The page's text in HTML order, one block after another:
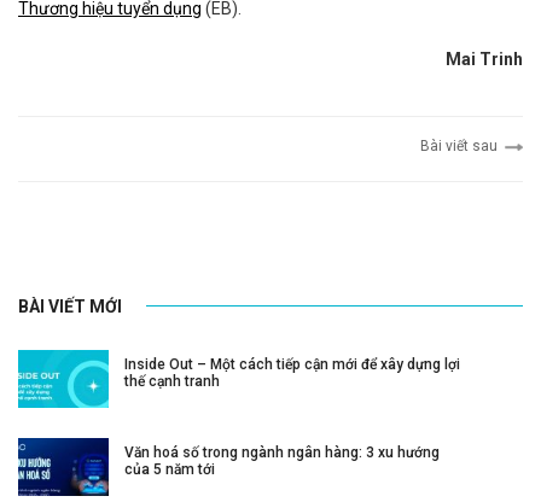
Thương hiệu tuyển dụng (EB).
Mai Trinh
Bài viết sau
BÀI VIẾT MỚI
Inside Out – Một cách tiếp cận mới để xây dựng lợi
thế cạnh tranh
Văn hoá số trong ngành ngân hàng: 3 xu hướng
của 5 năm tới